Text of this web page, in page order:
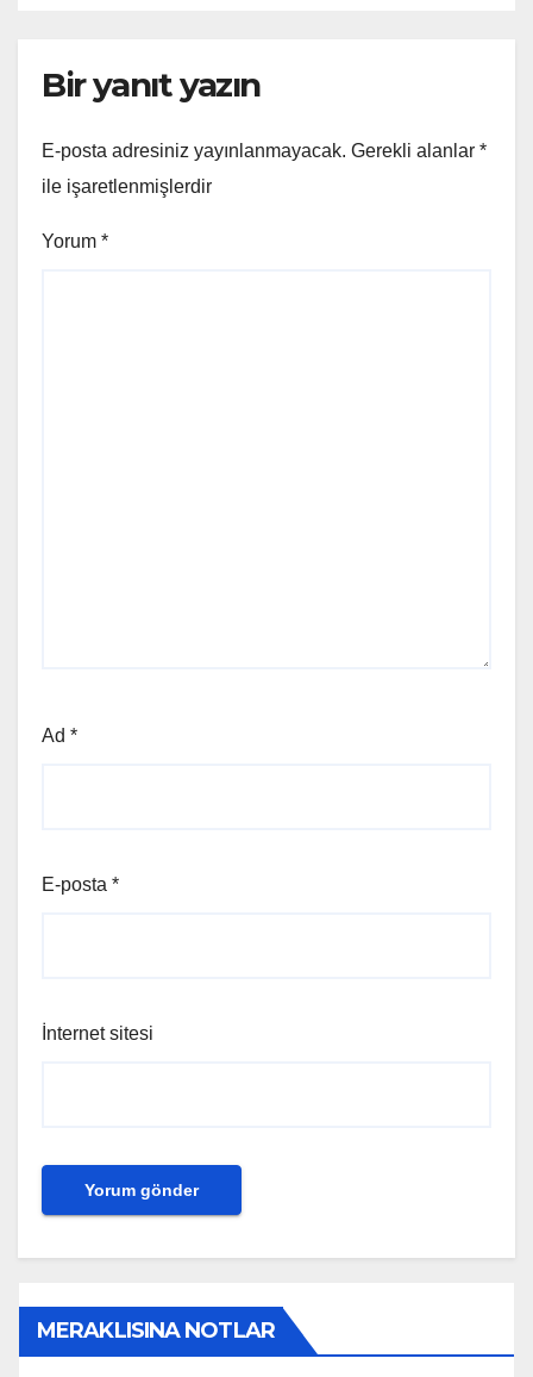
Bir yanıt yazın
E-posta adresiniz yayınlanmayacak. Gerekli alanlar *
ile işaretlenmişlerdir
Yorum *
Ad *
E-posta *
İnternet sitesi
MERAKLISINA NOTLAR